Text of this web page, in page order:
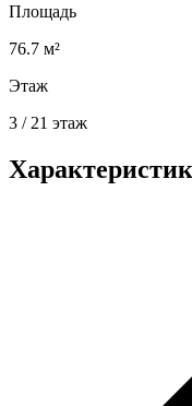
Площадь
76.7 м²
Этаж
3 / 21 этаж